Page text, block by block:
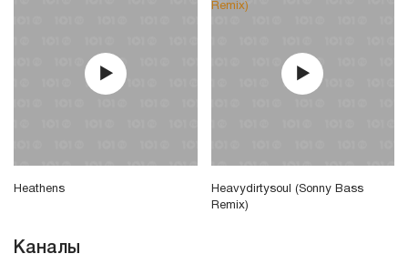
Heathens
Heavydirtysoul (Sonny Bass
Remix)
Каналы